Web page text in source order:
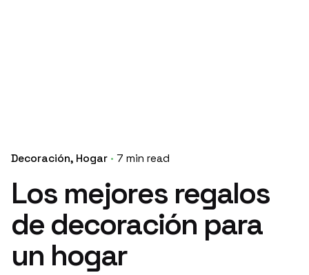
Decoración Hogar 7 min read
Los mejores regalos
de decoración para
un hogar